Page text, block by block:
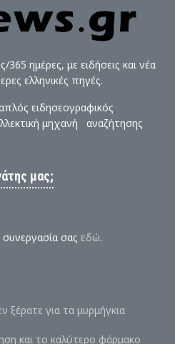
ημέρες, με ειδήσεις και νέα
ελληνικές πηγές.
ειδησεογραφικός
μηχανή αναζήτησης
μας;
σας εδώ.
για τα μυρμήγκια
και το καλύτερο φάρμακο